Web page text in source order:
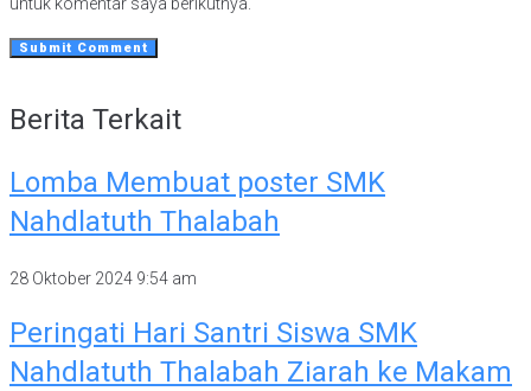
Berita Terkait
Lomba Membuat poster SMK
Nahdlatuth Thalabah
28 Oktober 2024 9:54 am
Peringati Hari Santri Siswa SMK
Nahdlatuth Thalabah Ziarah ke Makam